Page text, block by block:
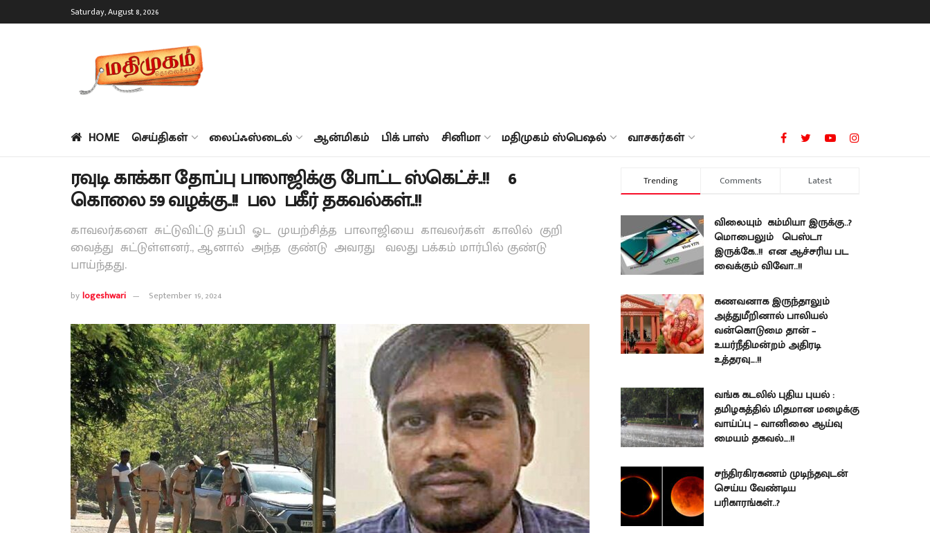
Saturday, August 8, 2026
HOME செய்திகள் லைப்ஃஸ்டைல் ஆன்மிகம் பிக் பாஸ் சினிமா மதிமுகம் ஸ்பெஷல் வாசகர்கள்
ரவுடி காக்கா தோப்பு பாலாஜிக்கு போட்ட ஸ்கெட்ச்..!! 6
கொலை 59 வழக்கு..!! பல பகீர் தகவல்கள்..!!
காவலர்களை சுட்டுவிட்டு தப்பி ஓட முயற்சித்த பாலாஜியை காவலர்கள் காலில் குறி
வைத்து சுட்டுள்ளனர்., ஆனால் அந்த குண்டு அவரது வலது பக்கம் மார்பில் குண்டு
பாய்ந்தது.
bylogeshwari September 19, 2024
Trending Comments Latest
விலையும் கம்மியா இருக்கு..?
மொபைலும் பெஸ்டா
இருக்கே..!! என ஆச்சரிய பட
வைக்கும் விவோ..!!
கணவனாக இருந்தாலும்
அத்துமீறினால் பாலியல்
வன்கொடுமை தான் –
உயர்நீதிமன்றம் அதிரடி
உத்தரவு….!!
வங்க கடலில் புதிய புயல் :
தமிழகத்தில் மிதமான மழைக்கு
வாய்ப்பு – வானிலை ஆய்வு
மையம் தகவல்….!!
சந்திரகிரகணம் முடிந்தவுடன்
செய்ய வேண்டிய
பரிகாரங்கள்..?